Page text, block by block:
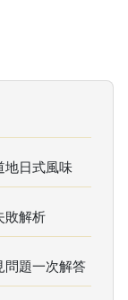
地日式風味
敗解析
問題一次解答